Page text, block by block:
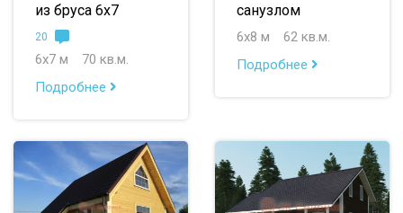
из бруса 6х7
20
6х7 м
70 кв.м.
Подробнее
санузлом
6х8 м
62 кв.м.
Подробнее